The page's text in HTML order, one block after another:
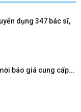
dụng 347 bác sĩ,
báo giá cung cấp...